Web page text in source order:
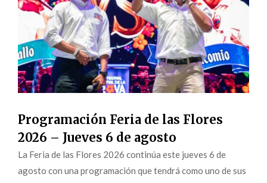
Programación Feria de las Flores
2026 – Jueves 6 de agosto
La Feria de las Flores 2026 continúa este jueves 6 de
agosto con una programación que tendrá como uno de sus